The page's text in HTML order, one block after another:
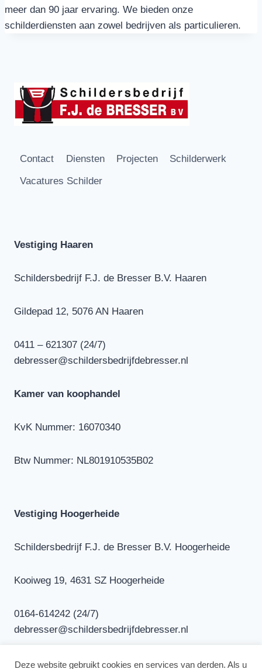
meer dan 90 jaar ervaring. We bieden onze
schilderdiensten aan zowel bedrijven als particulieren.
Contact Diensten Projecten
Schilderwerk
Vacatures Schilder
Vestiging Haaren
Schildersbedrijf F.J. de Bresser B.V. Haaren
Gildepad 12, 5076 AN Haaren
0411 – 621307 (24/7)
debresser@schildersbedrijfdebresser.nl
Kamer van koophandel
KvK Nummer: 16070340
Btw Nummer: NL801910535B02
Vestiging Hoogerheide
Schildersbedrijf F.J. de Bresser B.V. Hoogerheide
Kooiweg 19, 4631 SZ Hoogerheide
0164-614242 (24/7)
debresser@schildersbedrijfdebresser.nl
Deze website gebruikt cookies en services van derden. Als u